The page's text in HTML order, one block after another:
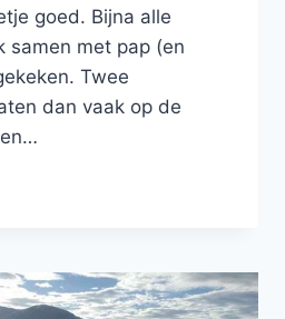
goed. Bijna alle
samen met pap (en
Twee
dan vaak op de